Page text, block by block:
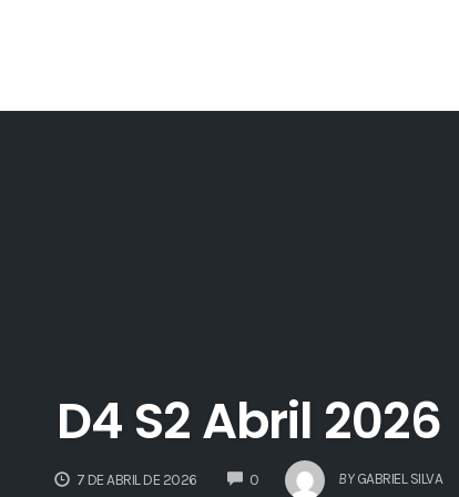
D4 S2 Abril 2026
7 DE ABRIL DE 2026 0COMMENTS BY GABRIEL SILVA